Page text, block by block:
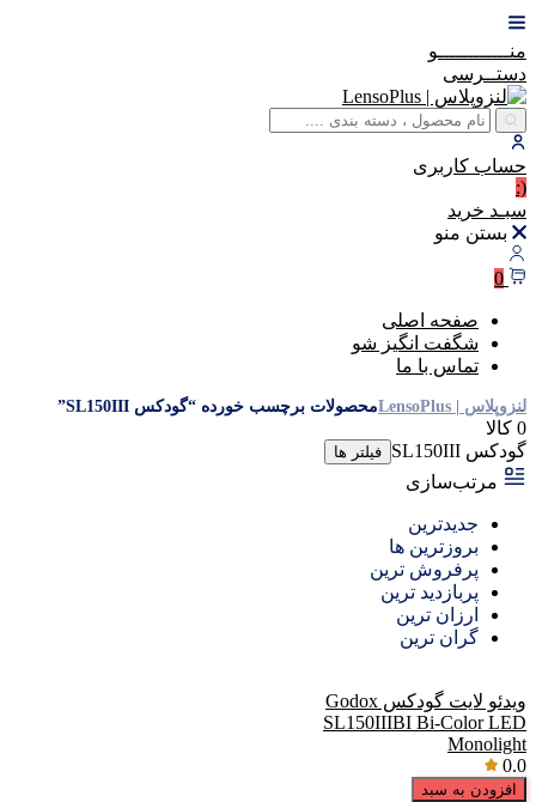
منــــــــــــو
دستــرسی
حساب کاربری
(:
سبـد خرید
بستن منو
0
صفحه اصلی
شگفت انگیز شو
تماس با ما
لنزوپلاس | LensoPlus محصولات برچسب خورده “گودکس SL150III”
0 کالا
گودکس SL150III
فیلتر ها
مرتب‌سازی
جدیدترین
بروزترین ها
پرفروش ترین
پربازدید ترین
ارزان ترین
گران ترین
ویدئو لایت گودکس Godox
SL150IIIBI Bi-Color LED
Monolight
0.0
افزودن به سبد